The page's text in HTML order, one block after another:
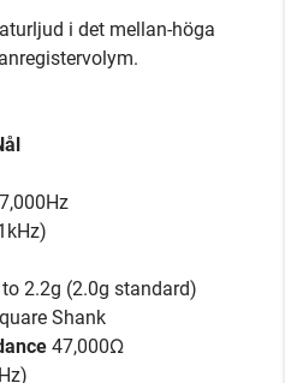
i det mellan-höga
2.2g (2.0g standard)
Shank
47,000Ω